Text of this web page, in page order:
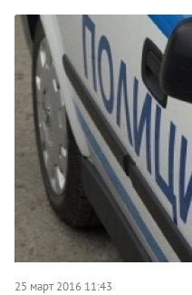
25 март 2016 11:43